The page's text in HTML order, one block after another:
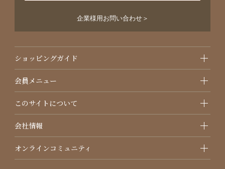
企業様用お問い合わせ＞
ショッピングガイド
会員メニュー
このサイトについて
会社情報
オンラインコミュニティ